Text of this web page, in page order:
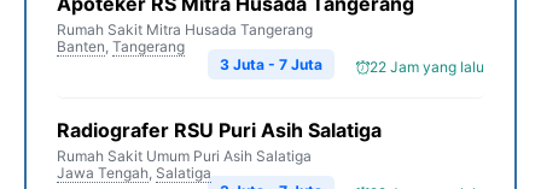
Rumah Sakit Mitra Husada Tangerang
Banten, Tangerang
22 Jam yang lalu
3 Juta - 7 Juta
Radiografer RSU Puri Asih Salatiga
Rumah Sakit Umum Puri Asih Salatiga
Jawa Tengah, Salatiga